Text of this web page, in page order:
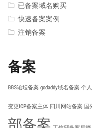
已备案域名购买
快速备案案例
注销备案
备案
BBS论坛备案 godaddy域名备案 个
变更ICP备案主体 四川网站备案 国
部备案